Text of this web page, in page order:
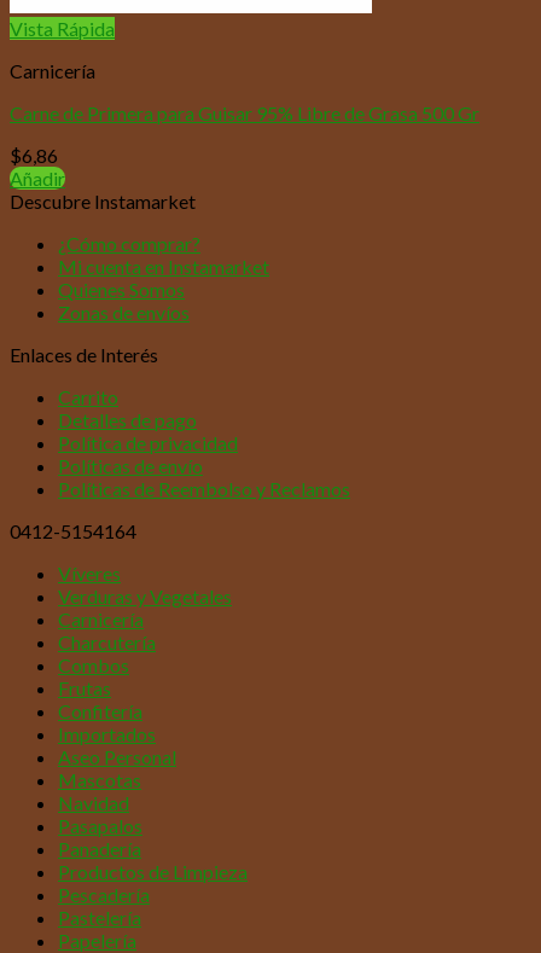
Vista Rápida
Carnicería
Carne de Primera para Guisar 95% Libre de Grasa 500 Gr
$6,86
Añadir
Descubre Instamarket
¿Cómo comprar?
Mi cuenta en Instamarket
Quienes Somos
Zonas de envíos
Enlaces de Interés
Carrito
Detalles de pago
Política de privacidad
Políticas de envío
Políticas de Reembolso y Reclamos
0412-5154164
Víveres
Verduras y Vegetales
Carnicería
Charcutería
Combos
Frutas
Confitería
Importados
Aseo Personal
Mascotas
Navidad
Pasapalos
Panadería
Productos de Limpieza
Pescadería
Pastelería
Papelería